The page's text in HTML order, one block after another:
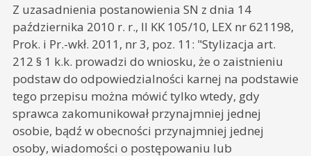
Z uzasadnienia postanowienia SN z dnia 14
października 2010 r. r., II KK 105/10, LEX nr 621198,
Prok. i Pr.-wkł. 2011, nr 3, poz. 11: "Stylizacja art.
212 § 1 k.k. prowadzi do wniosku, że o zaistnieniu
podstaw do odpowiedzialności karnej na podstawie
tego przepisu można mówić tylko wtedy, gdy
sprawca zakomunikował przynajmniej jednej
osobie, bądź w obecności przynajmniej jednej
osoby, wiadomości o postępowaniu lub